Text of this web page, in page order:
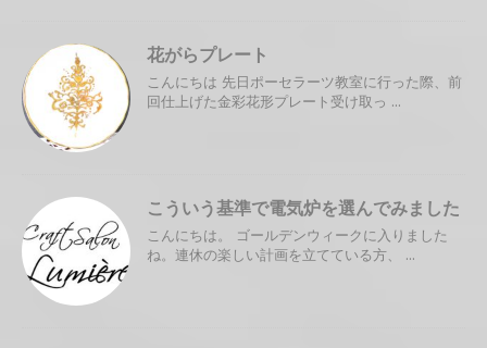
花がらプレート
こんにちは 先日ポーセラーツ教室に行った際、前
回仕上げた金彩花形プレート受け取っ ...
こういう基準で電気炉を選んでみました
こんにちは。 ゴールデンウィークに入りました
ね。連休の楽しい計画を立てている方、 ...